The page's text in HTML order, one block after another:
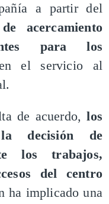
a partir del
acercamiento
para los
el servicio al
de acuerdo,los
la decisión de
los trabajos,
del centro
ha implicado una